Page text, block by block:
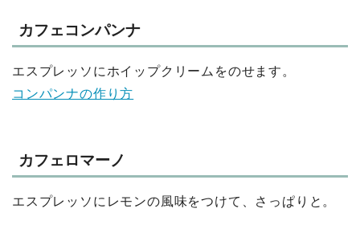
カフェコンパンナ
エスプレッソにホイップクリームをのせます。
コンパンナの作り方
カフェロマーノ
エスプレッソにレモンの風味をつけて、さっぱりと。